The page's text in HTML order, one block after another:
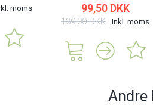
moms 99,50 DKK
139,00 DKK Inkl. moms
Andre